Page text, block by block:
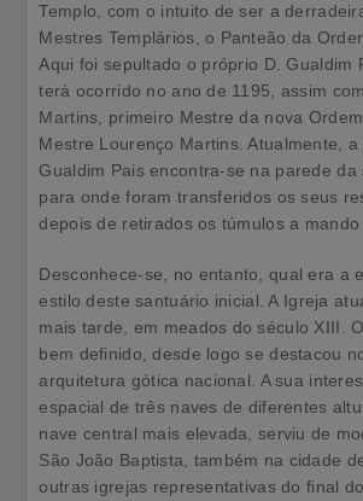
Templo, com o intuito de ser a
Mestres Templários, o Panteão da
Aqui foi sepultado o próprio D. Gualdim
terá ocorrido no ano de 1195, assim
Martins, primeiro Mestre da nova
Mestre Lourenço Martins. Atualmente, a
Gualdim Pais encontra-se na parede da
para onde foram transferidos os seus
depois de retirados os túmulos a mando
Desconhece-se, no entanto, qual era a
estilo deste santuário inicial. A Igreja
mais tarde, em meados do século XIII.
bem definido, desde logo se destacou
arquitetura gótica nacional. A sua
espacial de três naves de diferentes
nave central mais elevada, serviu de
São João Baptista, também na cidade
outras igrejas representativas do final